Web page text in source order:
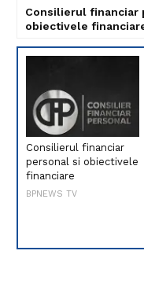
Consilierul financiar
obiectivele
Consilierul financiar
personal si obiectivele
financiare
BPNEWS TV